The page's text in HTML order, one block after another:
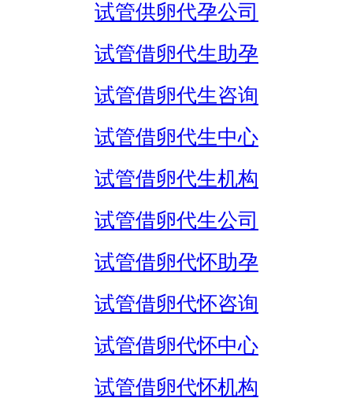
试管供卵代孕公司
试管借卵代生助孕
试管借卵代生咨询
试管借卵代生中心
试管借卵代生机构
试管借卵代生公司
试管借卵代怀助孕
试管借卵代怀咨询
试管借卵代怀中心
试管借卵代怀机构